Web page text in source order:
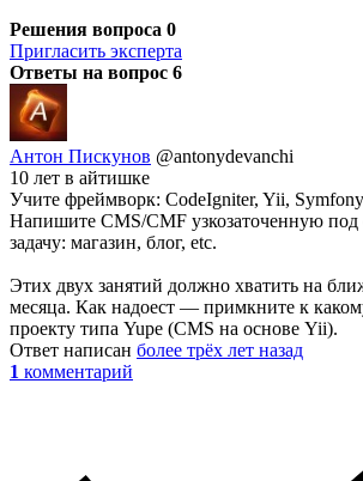
Решения вопроса 0
Пригласить эксперта
Ответы на вопрос 6
Антон Пискунов @antonydevanchi
10 лет в айтишке
Учите фреймворк: CodeIgniter, Yii,
Напишите CMS/CMF узкозаточенную
задачу: магазин, блог, etc.
Этих двух занятий должно хватить на
месяца. Как надоест — примкните к
проекту типа Yupe (CMS на основе Yii).
Ответ написан более трёх лет назад
1 комментарий